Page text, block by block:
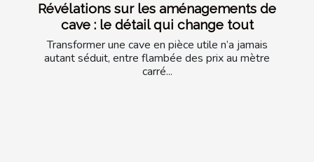
Révélations sur les aménagements de
cave : le détail qui change tout
Transformer une cave en pièce utile n’a jamais
autant séduit, entre flambée des prix au mètre
carré...